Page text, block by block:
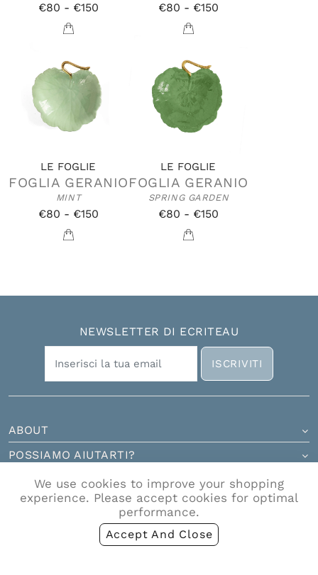
€80 - €150 €80 - €150
LE FOGLIE
FOGLIA GERANIO
MINT
€80 - €150
LE FOGLIE
FOGLIA GERANIO
SPRING GARDEN
€80 - €150
NEWSLETTER DI ECRITEAU
ISCRIVITI
ABOUT
POSSIAMO AIUTARTI?
CONTATTI
Ecriteau S.r.l. Via Gregoriana 45, 00187 Roma RM - Partita IVA
IT17185591009
We use cookies to improve your shopping
experience. Please accept cookies for optimal
performance.
Accept And Close